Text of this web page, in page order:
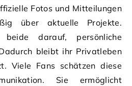
Fotos und Mitteilungen
über aktuelle Projekte.
beide darauf, persönliche
bleibt ihr Privatleben
Viele Fans schätzen diese
Sie ermöglicht